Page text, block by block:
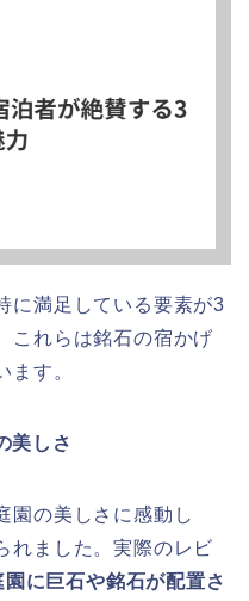
に満足している要素が3
これらは銘石の宿かげ
ます。
美しさ
園の美しさに感動し
れました。実際のレビ
に巨石や銘石が配置さ